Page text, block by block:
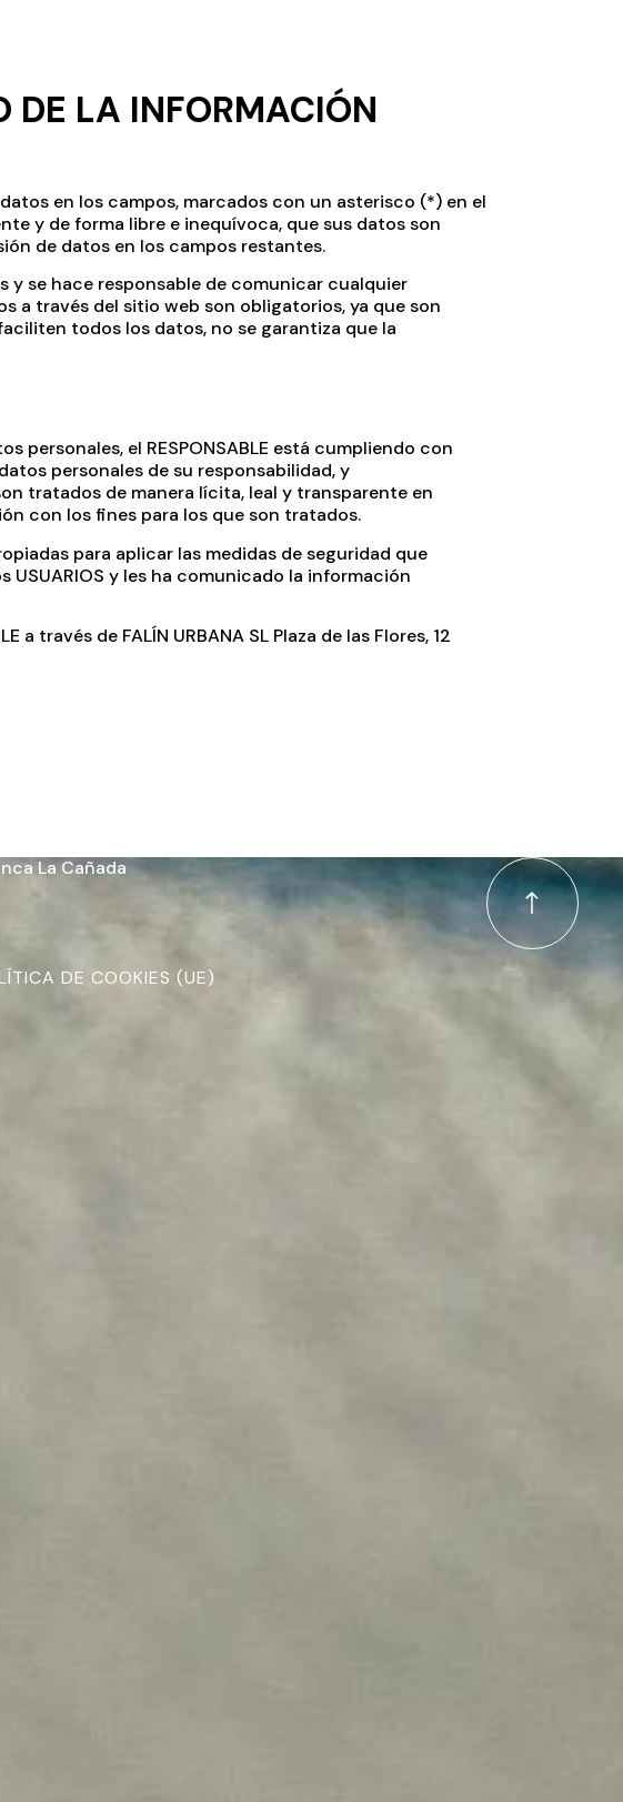
DE LA INFORMACIÓN
en los campos, marcados con un asterisco (*) en el
y de forma libre e inequívoca, que sus datos son
de datos en los campos restantes.
y se hace responsable de comunicar cualquier
a través del sitio web son obligatorios, ya que son
todos los datos, no se garantiza que la
el RESPONSABLE está cumpliendo con
personales de su responsabilidad, y
tratados de manera lícita, leal y transparente en
con los fines para los que son tratados.
para aplicar las medidas de seguridad que
USUARIOS y les ha comunicado la información
través de FALÍN URBANA SL Plaza de las Flores, 12
La Cañada
DE COOKIES (UE)